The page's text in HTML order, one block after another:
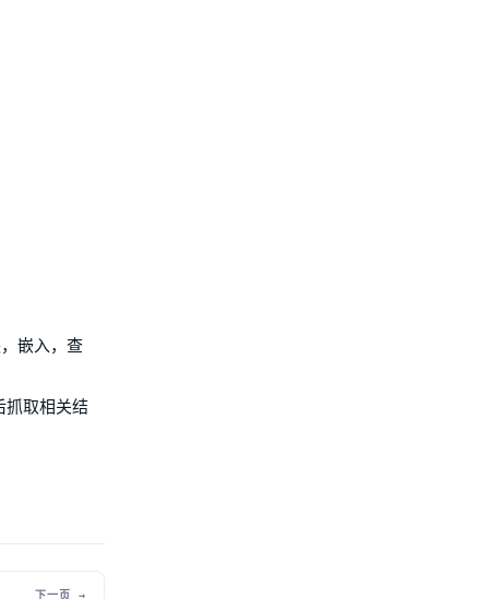
嵌入，查
抓取相关结
下一页 →